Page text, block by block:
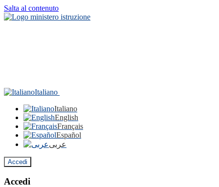
Salta al contenuto
Italiano
Italiano
English
Français
Español
عربى
Accedi
Accedi